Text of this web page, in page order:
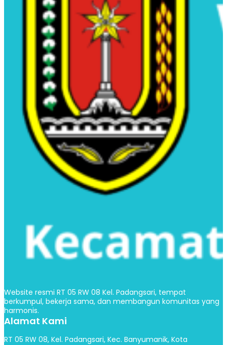
Website resmi RT 05 RW 08 Kel. Padangsari, tempat
berkumpul, bekerja sama, dan membangun komunitas yang
harmonis.
Alamat Kami
RT 05 RW 08, Kel. Padangsari, Kec. Banyumanik, Kota